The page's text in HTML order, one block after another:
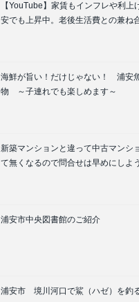
【YouTube】家賃もインフレや利上
安でも上昇中。老後生活費との兼ね
海鮮が旨い！だけじゃない！ 浦安
物 ～子連れでも楽しめます～
新築マンションと違って中古マンシ
て無くなるので問合せは早めにしよ
浦安市中央図書館のご紹介
浦安市 境川河口で鯊（ハゼ）を釣